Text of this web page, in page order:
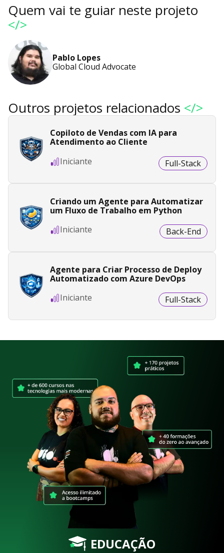
Quem vai te guiar neste projeto
</>
Pablo Lopes
Global Cloud Advocate
Outros projetos relacionados </>
Copiloto de Vendas com IA para
Atendimento ao Cliente
Iniciante
Full-Stack
Criando um Agente para Automatizar
um Fluxo de Trabalho em Python
Iniciante
Back-End
Agente para Criar Processo de Deploy
Automatizado com Azure DevOps
Iniciante
Full-Stack
EDUCAÇÃO